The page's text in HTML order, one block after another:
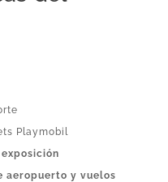
Playmobil
aeropuerto y vuelos